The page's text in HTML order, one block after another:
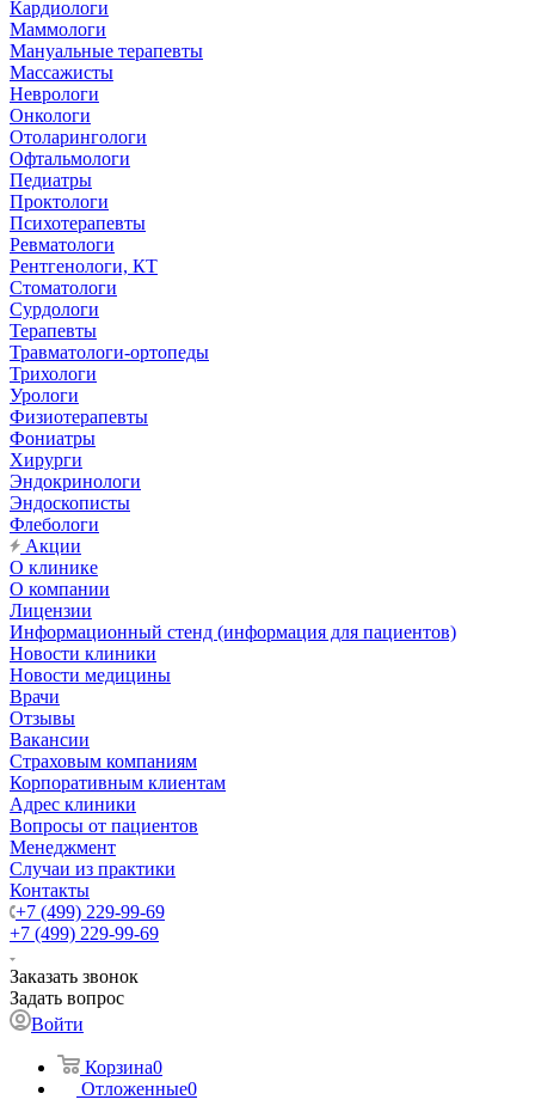
Кардиологи
Маммологи
Мануальные терапевты
Массажисты
Неврологи
Онкологи
Отоларингологи
Офтальмологи
Педиатры
Проктологи
Психотерапевты
Ревматологи
Рентгенологи, КТ
Стоматологи
Сурдологи
Терапевты
Травматологи-ортопеды
Трихологи
Урологи
Физиотерапевты
Фониатры
Хирурги
Эндокринологи
Эндоскописты
Флебологи
Акции
О клинике
О компании
Лицензии
Информационный стенд (информация для пациентов)
Новости клиники
Новости медицины
Врачи
Отзывы
Вакансии
Страховым компаниям
Корпоративным клиентам
Адрес клиники
Вопросы от пациентов
Менеджмент
Случаи из практики
Контакты
+7 (499) 229-99-69
+7 (499) 229-99-69
Заказать звонок
Задать вопрос
Войти
Корзина0
Отложенные0